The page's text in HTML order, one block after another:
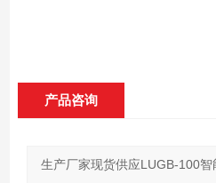
产品咨询